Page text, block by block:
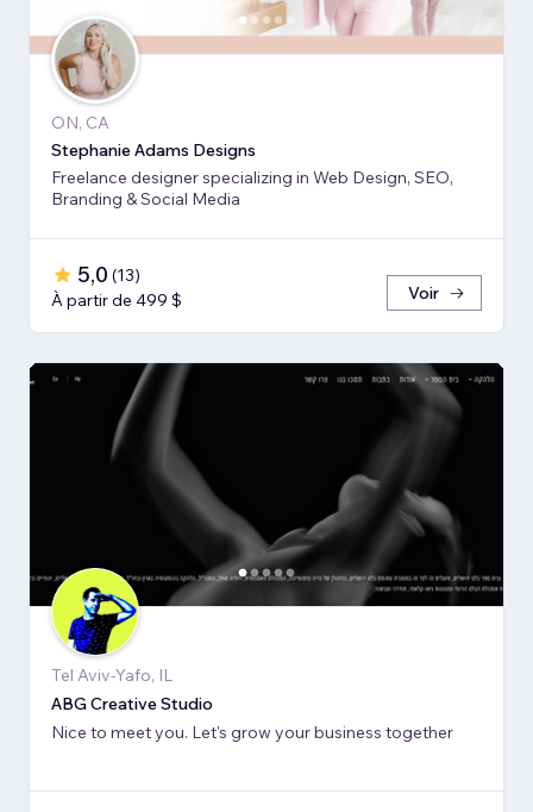
ON, CA
Stephanie Adams Designs
Freelance designer specializing in Web Design, SEO,
Branding & Social Media
5,0 (13)
À partir de 499 $
Voir
Tel Aviv-Yafo, IL
ABG Creative Studio
Nice to meet you. Let's grow your business together